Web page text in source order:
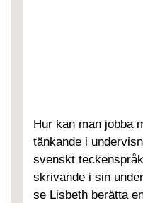
Hur kan man jobba
tänkande i
svenskt
skrivande i sin
se Lisbeth berätta